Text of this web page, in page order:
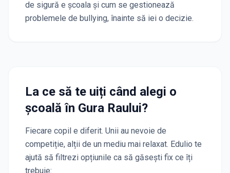
de sigură e școala și cum se gestionează
problemele de bullying, înainte să iei o decizie.
La ce să te uiți când alegi o
școalăîn Gura Raului?
Fiecare copil e diferit. Unii au nevoie de
competiție, alții de un mediu mai relaxat. Edulio te
ajută să filtrezi opțiunile ca să găsești fix ce îți
trebuie: